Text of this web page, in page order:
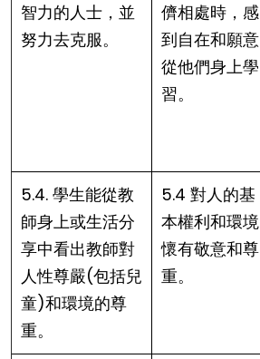
智力的人士，並
努力去克服。
儕相處時，感
到自在和願意
從他們身上學
習。
5.4. 學生能從教
師身上或生活分
享中看出教師對
人性尊嚴(包括兒
童)和環境的尊
重。
5.4 對人的基
本權利和環境
懷有敬意和尊
重。